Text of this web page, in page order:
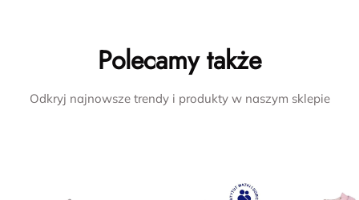
Polecamy także
Odkryj najnowsze trendy i produkty w naszym sklepie